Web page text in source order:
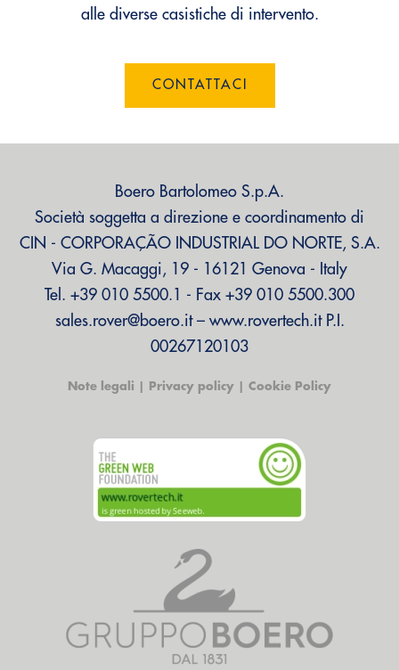
alle diverse casistiche di intervento.
CONTATTACI
Boero Bartolomeo S.p.A.
Società soggetta a direzione e coordinamento di
CIN - CORPORAÇÃO INDUSTRIAL DO NORTE, S.A.
Via G. Macaggi, 19 - 16121 Genova - Italy
Tel. +39 010 5500.1
- Fax +39 010 5500.300
sales.rover@boero.it– www.rovertech.itP.I.
00267120103
Note legali Privacy policy | Cookie Policy